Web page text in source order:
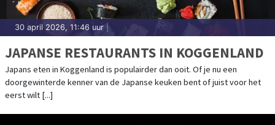
30 april 2026, 11:46 uur
JAPANSE RESTAURANTS IN KOGGENLAND
Japans eten in Koggenland is populairder dan ooit. Of je nu een
doorgewinterde kenner van de Japanse keuken bent of juist voor het
eerst wilt [...]